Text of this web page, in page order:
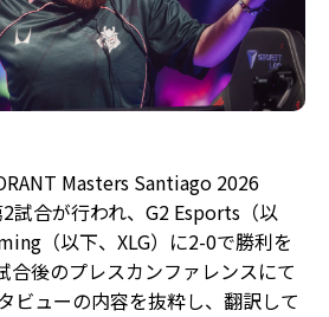
Masters Santiago 2026
試合が行われ、G2 Esports（以
（以下、XLG）に2-0で勝利を
合後のプレスカンファレンスにて
ビューの内容を抜粋し、翻訳して